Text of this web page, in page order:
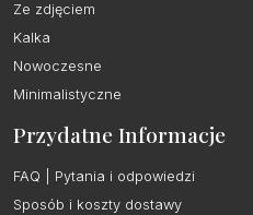
Ze zdjęciem
Kalka
Nowoczesne
Minimalistyczne
Przydatne Informacje
FAQ | Pytania i odpowiedzi
Sposób i koszty dostawy